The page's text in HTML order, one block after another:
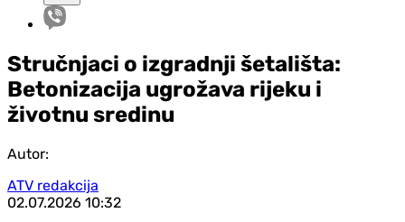
Stručnjaci o izgradnji šetališta:
Betonizacija ugrožava rijeku i
životnu sredinu
Autor:
ATV redakcija
02.07.2026 10:32